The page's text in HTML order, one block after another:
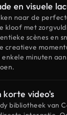
en visuele
naar de
kloof met
scènes en
creatieve
minuten aan
korte video's
bibliotheek van